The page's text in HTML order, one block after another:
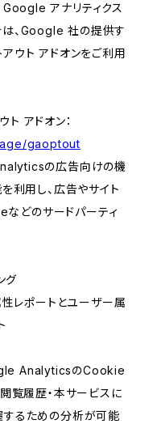
アナリティクス
、Google 社の提供す
ウト アドオンをご利用
アドオン：
gaoptout
の広告向けの機
利用し、広告やサイト
どのサードパーティ
グ
レポートとユーザー属
AnalyticsのCookie
覧履歴・本サービスに
するための分析が可能